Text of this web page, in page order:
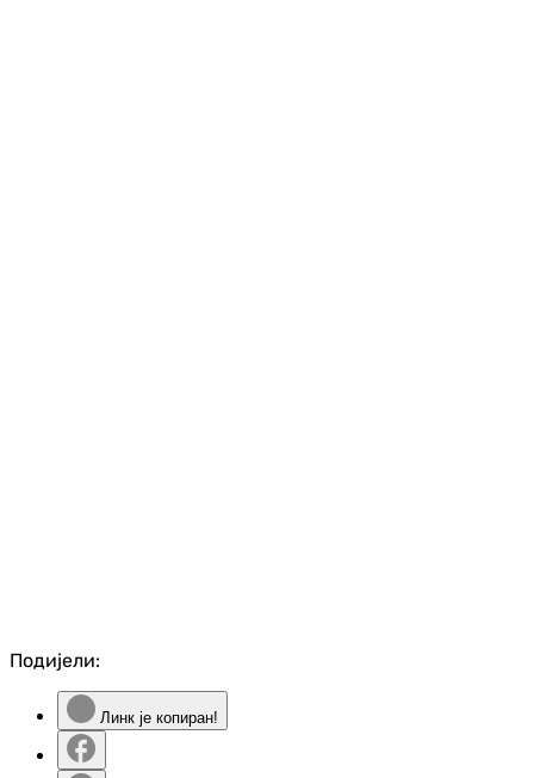
Подијели:
Линк је копиран!